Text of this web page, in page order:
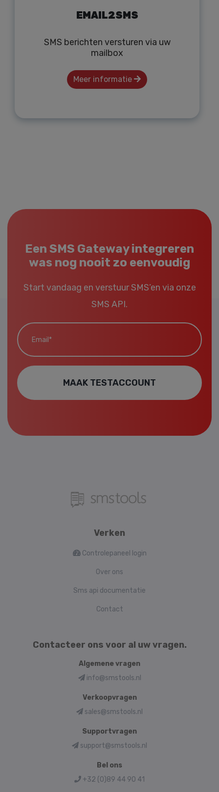
EMAIL2SMS
SMS berichten versturen via uw
mailbox
Meer informatie
Een SMS Gateway integreren
was nog nooit zo eenvoudig
Start vandaag en verstuur SMS’en via onze
SMS API.
Email*
MAAK TESTACCOUNT
Verken
Controlepaneel login
Over ons
Sms api documentatie
Contact
Contacteer ons voor al uw vragen.
Algemene vragen
info@smstools.nl
Verkoopvragen
sales@smstools.nl
Supportvragen
support@smstools.nl
Bel ons
+32 (0)89 44 90 41